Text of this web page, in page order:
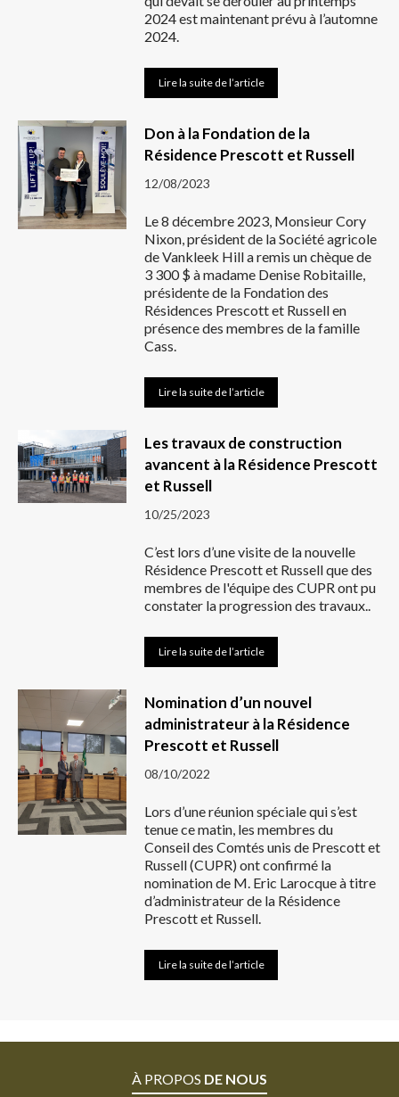
2024 est maintenant prévu à l’automne
2024.
Lire la suite de l’article
Don à la Fondation de la
Résidence Prescott et Russell
12/08/2023
Le 8 décembre 2023, Monsieur Cory
Nixon, président de la Société agricole
de Vankleek Hill a remis un chèque de
3 300 $ à madame Denise Robitaille,
présidente de la Fondation des
Résidences Prescott et Russell en
présence des membres de la famille
Cass.
Lire la suite de l’article
Les travaux de construction
avancent à la Résidence Prescott
et Russell
10/25/2023
C’est lors d’une visite de la nouvelle
Résidence Prescott et Russell que des
membres de l'équipe des CUPR ont pu
constater la progression des travaux..
Lire la suite de l’article
Nomination d’un nouvel
administrateur à la Résidence
Prescott et Russell
08/10/2022
Lors d’une réunion spéciale qui s’est
tenue ce matin, les membres du
Conseil des Comtés unis de Prescott et
Russell (CUPR) ont confirmé la
nomination de M. Eric Larocque à titre
d’administrateur de la Résidence
Prescott et Russell.
Lire la suite de l’article
À PROPOS DE NOUS